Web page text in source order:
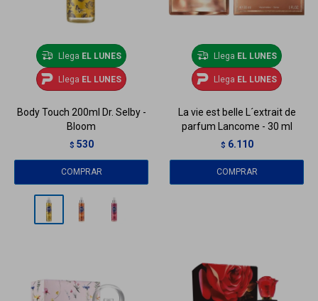
Llega EL LUNES
Llega EL LUNES
Body Touch 200ml Dr. Selby -
Bloom
$ 530
Llega EL LUNES
Llega EL LUNES
La vie est belle L´extrait de
parfum Lancome - 30 ml
$ 6.110